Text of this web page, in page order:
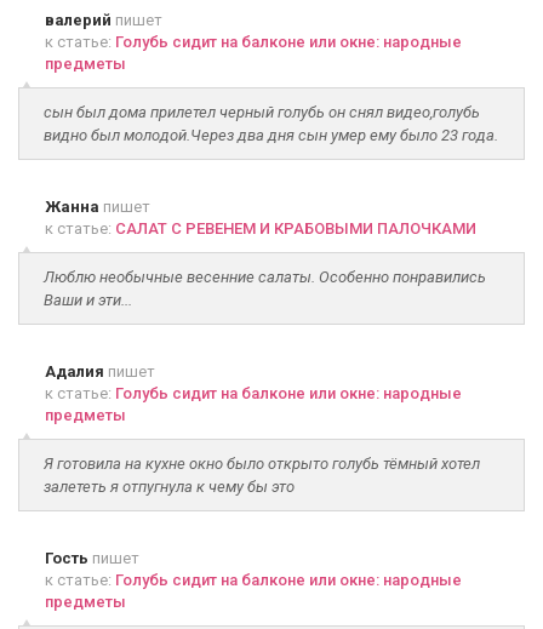
валерий пишет
к статье: Голубь сидит на балконе или окне: народные
предметы
сын был дома прилетел черный голубь он снял видео,голубь
видно был молодой.Через два дня сын умер ему было 23 года.
Жанна пишет
к статье: САЛАТ С РЕВЕНЕМ И КРАБОВЫМИ ПАЛОЧКАМИ
Люблю необычные весенние салаты. Особенно понравились
Ваши и эти...
Адалия пишет
к статье: Голубь сидит на балконе или окне: народные
предметы
Я готовила на кухне окно было открыто голубь тёмный хотел
залететь я отпугнула к чему бы это
Гость пишет
к статье: Голубь сидит на балконе или окне: народные
предметы